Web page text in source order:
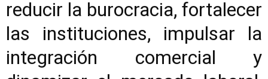
reducir la burocracia, fortalecer
las instituciones, impulsar la
integración comercial y